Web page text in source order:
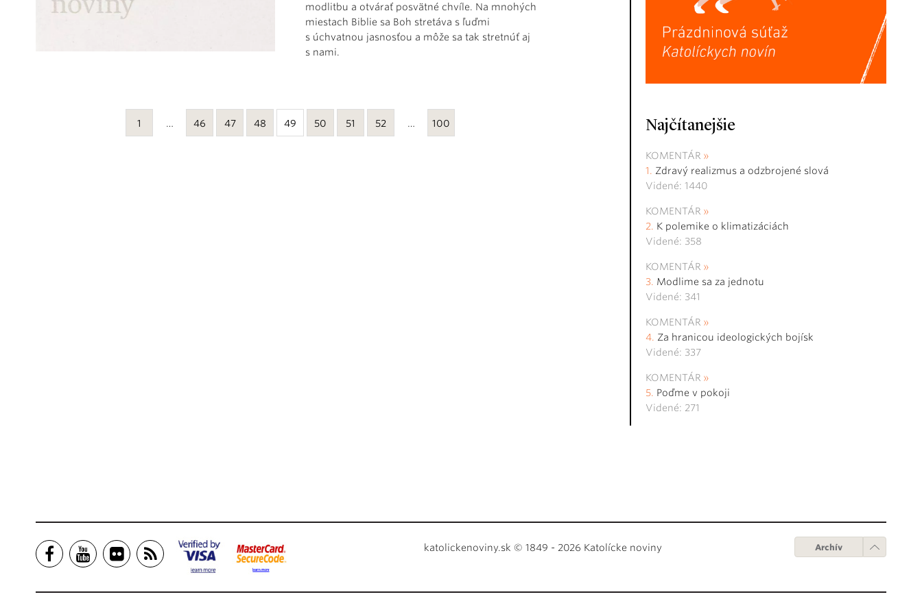
modlitbu a otvárať posvätné chvíle. Na mnohých
miestach Biblie sa Boh stretáva s ľuďmi
s úchvatnou jasnosťou a môže sa tak stretnúť aj
s nami.
1 … 46 47 48 49 50 51 52 … 100 Najčítanejšie
KOMENTÁR
Zdravý realizmus a odzbrojené slová
Videné: 1440
KOMENTÁR
K polemike o klimatizáciách
Videné: 358
KOMENTÁR
Modlime sa za jednotu
Videné: 341
KOMENTÁR
Za hranicou ideologických bojísk
Videné: 337
KOMENTÁR
Poďme v pokoji
Videné: 271
katolickenoviny.sk © 1849 - 2026 Katolícke noviny Archív